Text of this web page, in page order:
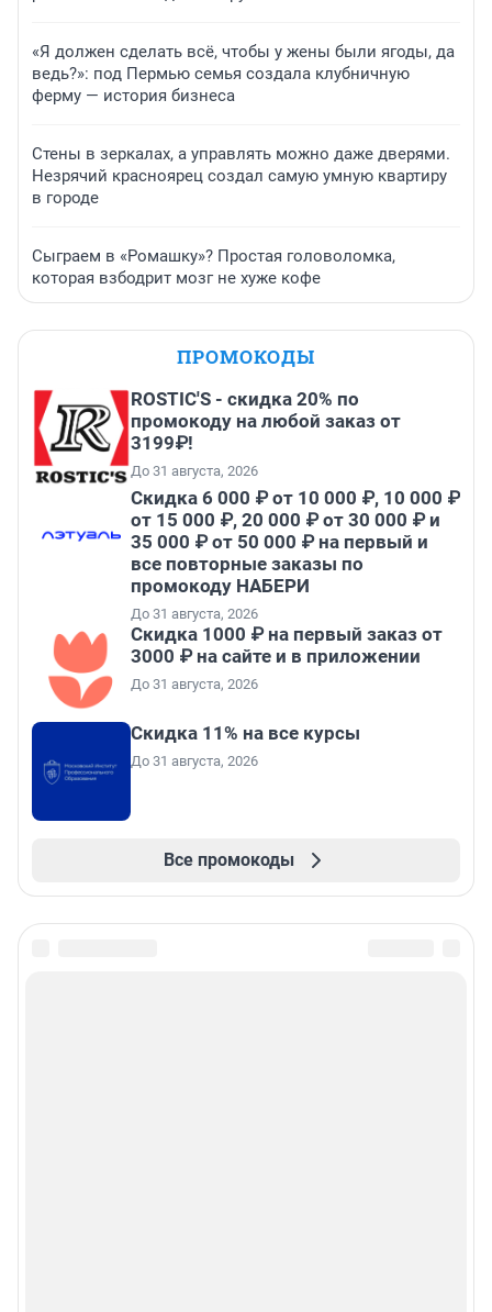
«Я должен сделать всё, чтобы у жены были ягоды, да
ведь?»: под Пермью семья создала клубничную
ферму — история бизнеса
Стены в зеркалах, а управлять можно даже дверями.
Незрячий красноярец создал самую умную квартиру
в городе
Сыграем в «Ромашку»? Простая головоломка,
которая взбодрит мозг не хуже кофе
ПРОМОКОДЫ
ROSTIC'S - скидка 20% по
промокоду на любой заказ от
3199₽!
До 31 августа, 2026
Скидка 6 000 ₽ от 10 000 ₽, 10 000 ₽
от 15 000 ₽, 20 000 ₽ от 30 000 ₽ и
35 000 ₽ от 50 000 ₽ на первый и
все повторные заказы по
промокоду НАБЕРИ
До 31 августа, 2026
Скидка 1000 ₽ на первый заказ от
3000 ₽ на сайте и в приложении
До 31 августа, 2026
Скидка 11% на все курсы
До 31 августа, 2026
Все промокоды